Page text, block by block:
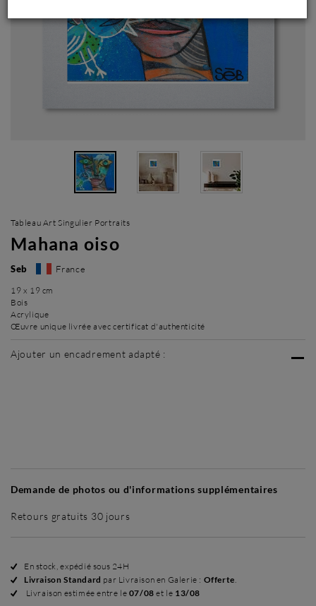
Tableau Art Singulier Portraits
Mahana oiso
Seb France
19 x 19 cm
Bois
Acrylique
Œuvre unique livrée avec certificat d'authenticité
Ajouter un encadrement adapté :
Demande de photos ou d'informations supplémentaires
Retours gratuits 30 jours
En stock, expédié sous 24H
Livraison Standard par Livraison en Galerie : Offerte.
Livraison estimée entre le 07/08 et le 13/08